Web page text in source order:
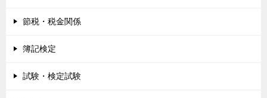
節税・税金関係
簿記検定
試験・検定試験